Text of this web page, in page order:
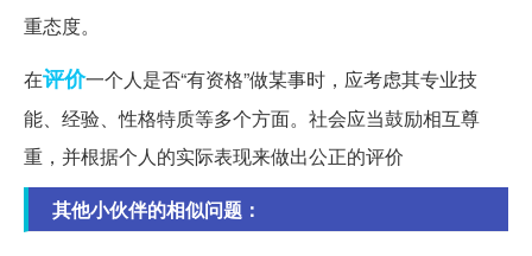
重态度。
在评价一个人是否“有资格”做某事时，应考虑其专业技
能、经验、性格特质等多个方面。社会应当鼓励相互尊
重，并根据个人的实际表现来做出公正的评价
其他小伙伴的相似问题：